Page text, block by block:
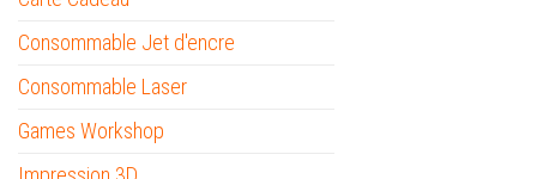
Consommable Jet d'encre
Consommable Laser
Games Workshop